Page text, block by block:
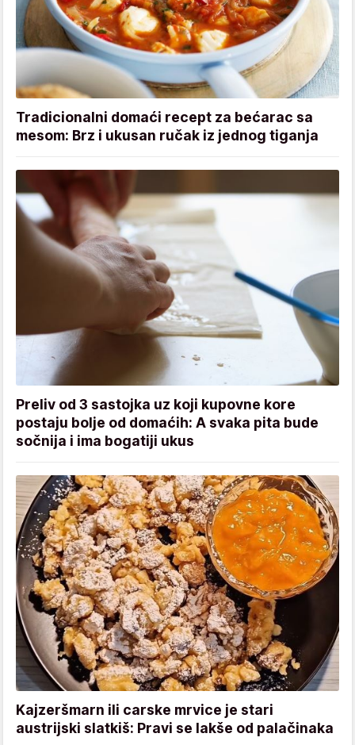
Tradicionalni domaći recept za bećarac sa
mesom: Brz i ukusan ručak iz jednog tiganja
Preliv od 3 sastojka uz koji kupovne kore
postaju bolje od domaćih: A svaka pita bude
sočnija i ima bogatiji ukus
Kajzeršmarn ili carske mrvice je stari
austrijski slatkiš: Pravi se lakše od palačinaka